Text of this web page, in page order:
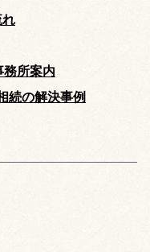
れ
務所案内
続の解決事例